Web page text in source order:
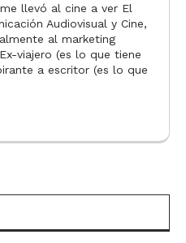
llevó al cine a ver El
Audiovisual y Cine,
al marketing
viajero (es lo que tiene
a escritor (es lo que